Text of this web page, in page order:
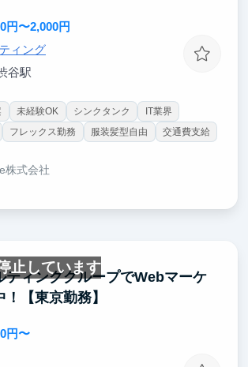
円〜2,000円
ィング
谷駅
未経験OK シンクタンク
IT業界
フレックス勤務 服装髪型自由 交通費支給
株式会社
止しています
ティンググループでWebマーケ
【東京勤務】
円〜